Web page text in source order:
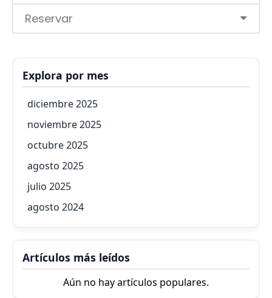
Reservar
Explora por mes
diciembre 2025
noviembre 2025
octubre 2025
agosto 2025
julio 2025
agosto 2024
Artículos más leídos
Aún no hay artículos populares.